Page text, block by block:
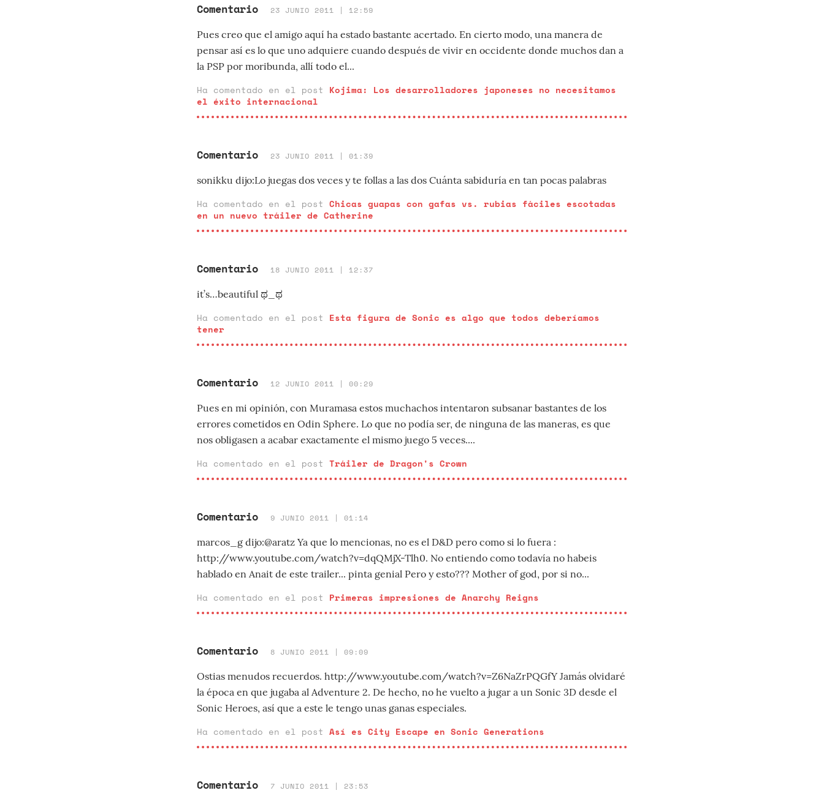
Comentario 23 JUNIO 2011 | 12:59
Pues creo que el amigo aquí ha estado bastante acertado. En cierto modo, una manera de
pensar así es lo que uno adquiere cuando después de vivir en occidente donde muchos dan a
la PSP por moribunda, allí todo el...
Ha comentado en el post Kojima: Los desarrolladores japoneses no necesitamos
el éxito internacional
Comentario 23 JUNIO 2011 | 01:39
sonikku dijo:Lo juegas dos veces y te follas a las dos Cuánta sabiduría en tan pocas palabras
Ha comentado en el post Chicas guapas con gafas vs. rubias fáciles escotadas
en un nuevo tráiler de Catherine
Comentario 18 JUNIO 2011 | 12:37
it’s…beautiful ಥ_ಥ
Ha comentado en el post Esta figura de Sonic es algo que todos deberíamos
tener
Comentario 12 JUNIO 2011 | 00:29
Pues en mi opinión, con Muramasa estos muchachos intentaron subsanar bastantes de los
errores cometidos en Odin Sphere. Lo que no podía ser, de ninguna de las maneras, es que
nos obligasen a acabar exactamente el mismo juego 5 veces....
Ha comentado en el post Tráiler de Dragon's Crown
Comentario 9 JUNIO 2011 | 01:14
marcos_g dijo:@aratz Ya que lo mencionas, no es el D&D pero como si lo fuera :
http://www.youtube.com/watch?v=dqQMjX-Tlh0. No entiendo como todavía no habeis
hablado en Anait de este trailer... pinta genial Pero y esto??? Mother of god, por si no...
Ha comentado en el post Primeras impresiones de Anarchy Reigns
Comentario 8 JUNIO 2011 | 09:09
Ostias menudos recuerdos. http://www.youtube.com/watch?v=Z6NaZrPQGfY Jamás olvidaré
la época en que jugaba al Adventure 2. De hecho, no he vuelto a jugar a un Sonic 3D desde el
Sonic Heroes, así que a este le tengo unas ganas especiales.
Ha comentado en el post Así es City Escape en Sonic Generations
Comentario 7 JUNIO 2011 | 23:53